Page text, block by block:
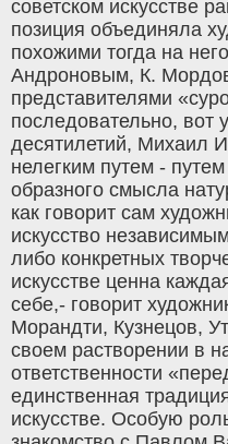
советском искусстве
позиция объединяла
похожими тогда на
Андроновым, К.
представителями
последовательно, вот
десятилетий, Михаил
нелегким путем -
образного смысла
как говорит сам
искусство
либо конкретных
искусстве ценна
себе,- говорит
Морандти, Кузнецов,
своем растворении в
ответственности
единственная
искусстве. Особую